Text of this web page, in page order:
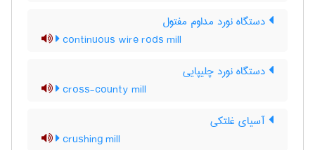
دستگاه نورد مداوم مفتول
continuous wire rods mill
دستگاه نورد چلیپایی
cross-county mill
آسیای غلتکی
crushing mill